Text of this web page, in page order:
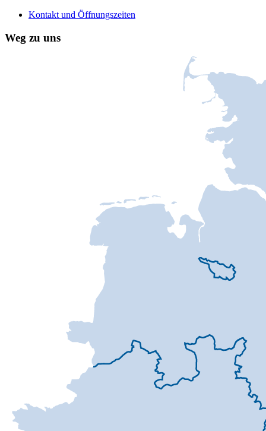
Kontakt und Öffnungszeiten
Weg zu uns